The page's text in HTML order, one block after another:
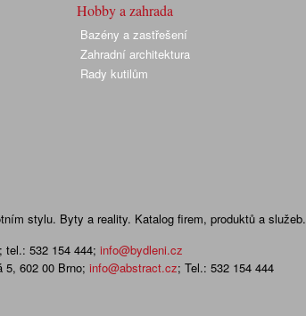
Hobby a zahrada
Bazény a zastřešení
Zahradní architektura
Rady kutilům
stylu. Byty a reality. Katalog firem, produktů a služeb.
tel.: 532 154 444; info@bydleni.cz
5, 602 00 Brno; info@abstract.cz; Tel.: 532 154 444